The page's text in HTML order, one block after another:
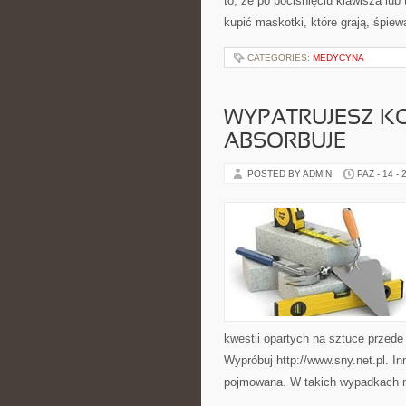
kupić maskotki, które grają,
CATEGORIES: MEDYCYNA
WYPATRUJESZ
ABSORBUJE
POSTED BY ADMIN PAŹ - 14 -
kwestii opartych na sztuce
Wypróbuj http://www.sny.net.pl.
pojmowana. W takich